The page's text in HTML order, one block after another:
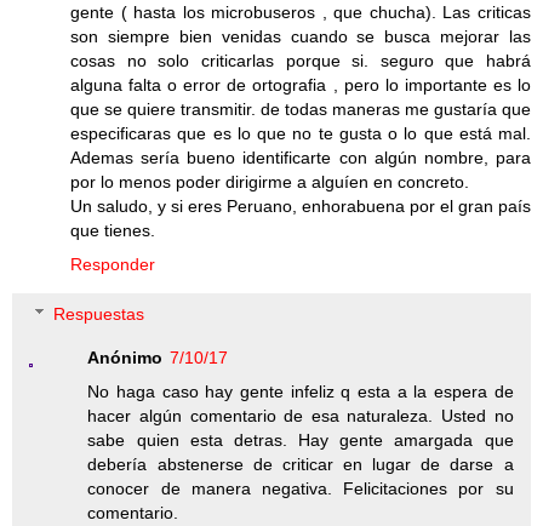
gente ( hasta los microbuseros , que chucha). Las criticas
son siempre bien venidas cuando se busca mejorar las
cosas no solo criticarlas porque si. seguro que habrá
alguna falta o error de ortografia , pero lo importante es lo
que se quiere transmitir. de todas maneras me gustaría que
especificaras que es lo que no te gusta o lo que está mal.
Ademas sería bueno identificarte con algún nombre, para
por lo menos poder dirigirme a alguíen en concreto.
Un saludo, y si eres Peruano, enhorabuena por el gran país
que tienes.
Responder
Respuestas
Anónimo 7/10/17
No haga caso hay gente infeliz q esta a la espera de
hacer algún comentario de esa naturaleza. Usted no
sabe quien esta detras. Hay gente amargada que
debería abstenerse de criticar en lugar de darse a
conocer de manera negativa. Felicitaciones por su
comentario.